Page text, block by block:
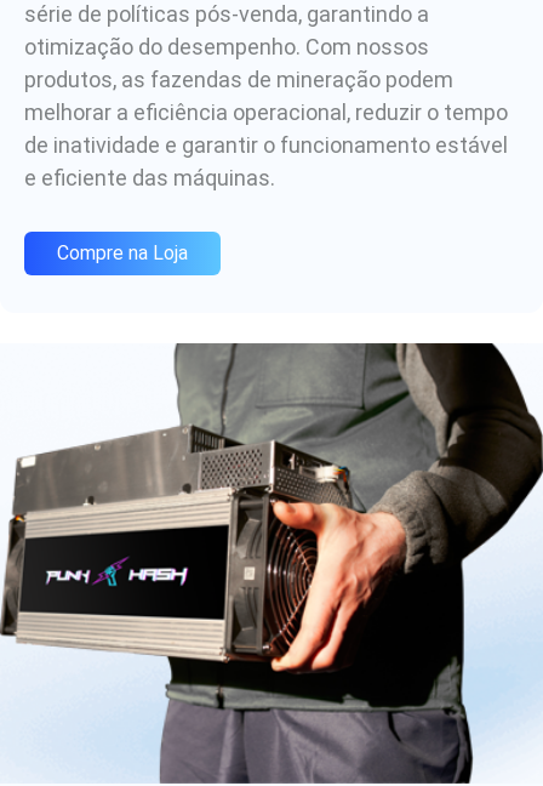
série de políticas pós-venda, garantindo a
otimização do desempenho. Com nossos
produtos, as fazendas de mineração podem
melhorar a eficiência operacional, reduzir o tempo
de inatividade e garantir o funcionamento estável
e eficiente das máquinas.
Compre na Loja